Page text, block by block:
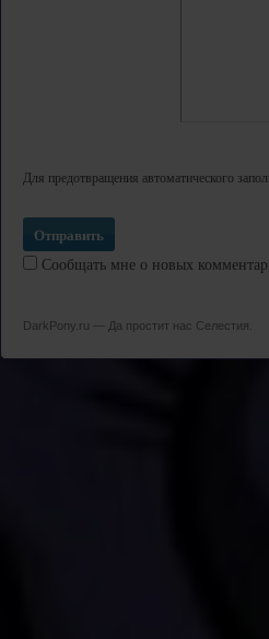
Для предотвращения автоматического
Сообщать мне о новых
DarkPony.ru — Да простит нас Селестия.